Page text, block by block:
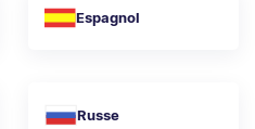
Espagnol
Russe